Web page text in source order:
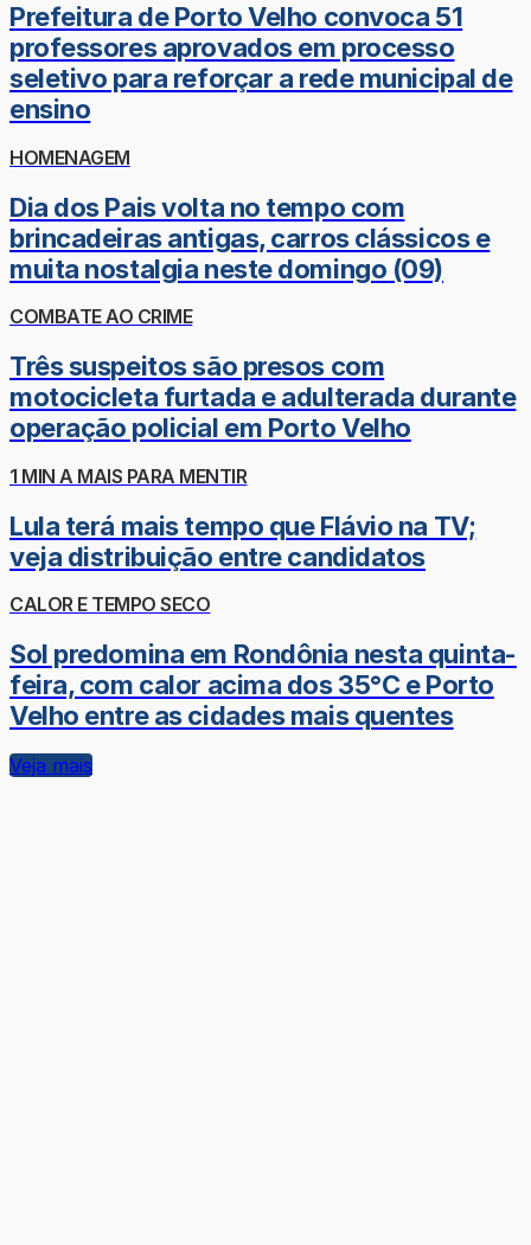
Prefeitura de Porto Velho convoca 51
professores aprovados em processo
seletivo para reforçar a rede municipal de
ensino
HOMENAGEM
Dia dos Pais volta no tempo com
brincadeiras antigas, carros clássicos e
muita nostalgia neste domingo (09)
COMBATE AO CRIME
Três suspeitos são presos com
motocicleta furtada e adulterada durante
operação policial em Porto Velho
1 MIN A MAIS PARA MENTIR
Lula terá mais tempo que Flávio na TV;
veja distribuição entre candidatos
CALOR E TEMPO SECO
Sol predomina em Rondônia nesta quinta-
feira, com calor acima dos 35°C e Porto
Velho entre as cidades mais quentes
Veja mais